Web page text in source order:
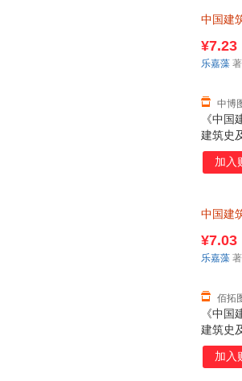
中国建
《中
建筑史
观、阁
市、
¥7.23
中博
乐嘉藻 著
加入
中国建
《中
建筑史
观、阁
市、
¥7.03
佰拓
乐嘉藻 著
加入